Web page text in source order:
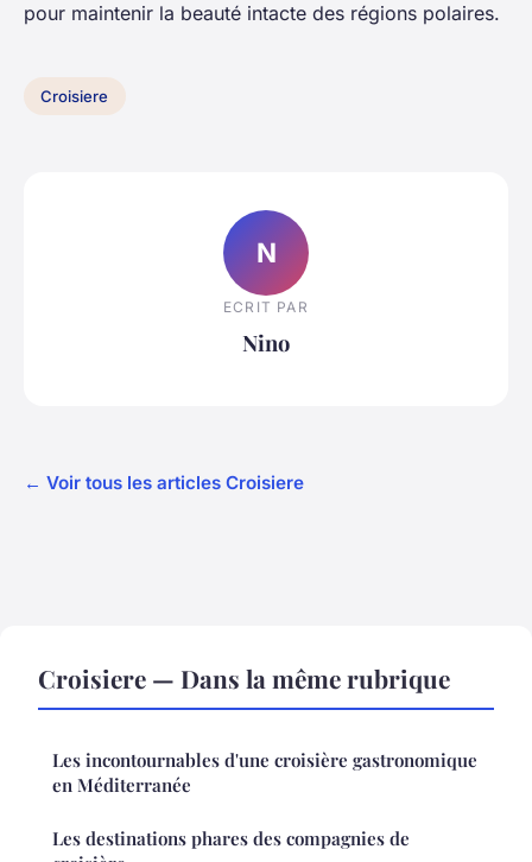
pour maintenir la beauté intacte des régions polaires.
Croisiere
N
ECRIT PAR
Nino
← Voir tous les articles Croisiere
Croisiere — Dans la même rubrique
Les incontournables d'une croisière gastronomique
en Méditerranée
Les destinations phares des compagnies de